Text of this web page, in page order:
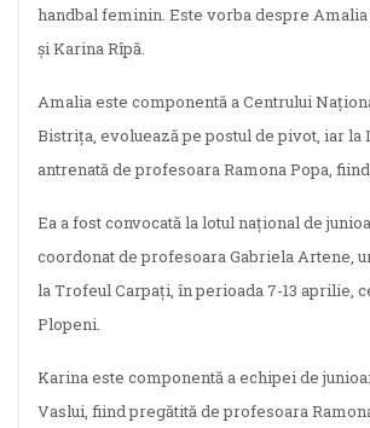
handbal feminin. Este vorba despre
și Karina Rîpă.
Amalia este componentă a Centrului
Bistrița, evoluează pe postul de pivot, iar la
antrenată de profesoara Ramona Popa,
Ea a fost convocată la lotul național de
coordonat de profesoara Gabriela Artene,
la Trofeul Carpați, în perioada 7-13 aprilie,
Plopeni.
Karina este componentă a echipei de
Vaslui, fiind pregătită de profesoara